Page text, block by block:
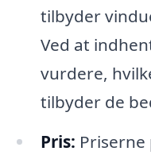
tilbyder
Ved at
vurdere,
tilbyder de
Pris: